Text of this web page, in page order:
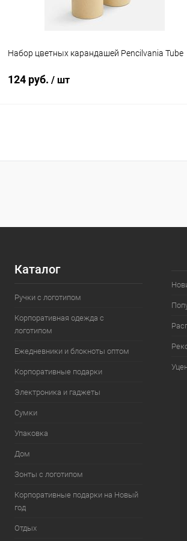
Набор цветных карандашей Pencilvania Tube
124 руб. / шт
Купить в 1 клик К сравнению
Каталог
Ручки с логотипом
Корпоративная одежда с
логотипом
Ежедневники и блокноты оптом
Корпоративные подарки
Электроника и гаджеты
Сумки
Упаковка
Дом
Зонты с логотипом
Корпоративные подарки на Новый
год
Отдых